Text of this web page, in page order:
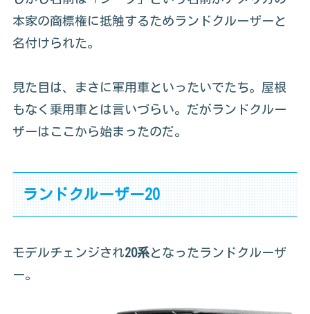
本家の商標権に抵触するためランドクルーザーと
名付けられた。
見た目は、まさに軍用車といったいでたち。屋根
もなく乗用車とは言いづらい。だがランドクルー
ザーはここから始まったのだ。
ランドクルーザー20
モデルチェンジされ20系となったランドクルーザ
ー。